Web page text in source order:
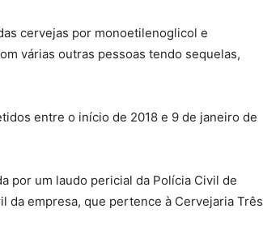
cervejas por monoetilenoglicol e
várias outras pessoas tendo sequelas,
entre o início de 2018 e 9 de janeiro de
por um laudo pericial da Polícia Civil de
da empresa, que pertence à Cervejaria Três